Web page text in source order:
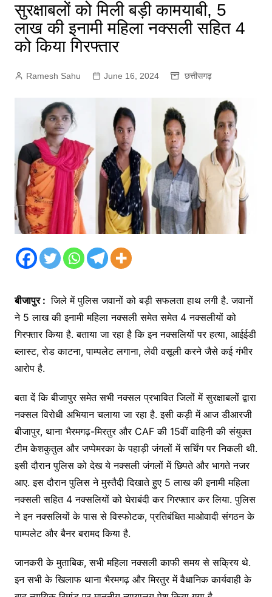
सुरक्षाबलों को मिली बड़ी कामयाबी, 5
लाख की इनामी महिला नक्सली सहित 4
को किया गिरफ्तार
Ramesh Sahu June 16, 2024 छत्तीसगढ़
बीजापुर : जिले में पुलिस जवानों को बड़ी सफलता हाथ लगी है. जवानों
ने 5 लाख की इनामी महिला नक्सली समेत समेत 4 नक्सलीयों को
गिरफ्तार किया है. बताया जा रहा है कि इन नक्सलियों पर हत्या, आईईडी
ब्लास्ट, रोड काटना, पाम्पलेट लगाना, लेवी वसूली करने जैसे कई गंभीर
आरोप है.
बता दें कि बीजापुर समेत सभी नक्सल प्रभावित जिलों में सुरक्षाबलों द्वारा
नक्सल विरोधी अभियान चलाया जा रहा है. इसी कड़ी में आज डीआरजी
बीजापुर, थाना भैरमगढ़-मिरतुर और CAF की 15वीं वाहिनी की संयुक्त
टीम केशकुतुल और जप्पेमरका के पहाड़ी जंगलों में सर्चिंग पर निकली थी.
इसी दौरान पुलिस को देख ये नक्सली जंगलों में छिपते और भागते नजर
आए. इस दौरान पुलिस ने मुस्तैदी दिखाते हुए 5 लाख की इनामी महिला
नक्सली सहित 4 नक्सलियों को घेराबंदी कर गिरफ्तार कर लिया. पुलिस
ने इन नक्सलियों के पास से विस्फोटक, प्रतिबंधित माओवादी संगठन के
पाम्पलेट और बैनर बरामद किया है.
जानकरी के मुताबिक, सभी महिला नक्सली काफी समय से सक्रिय थे.
इन सभी के खिलाफ थाना भैरमगढ़ और मिरतुर में वैधानिक कार्यवाही के